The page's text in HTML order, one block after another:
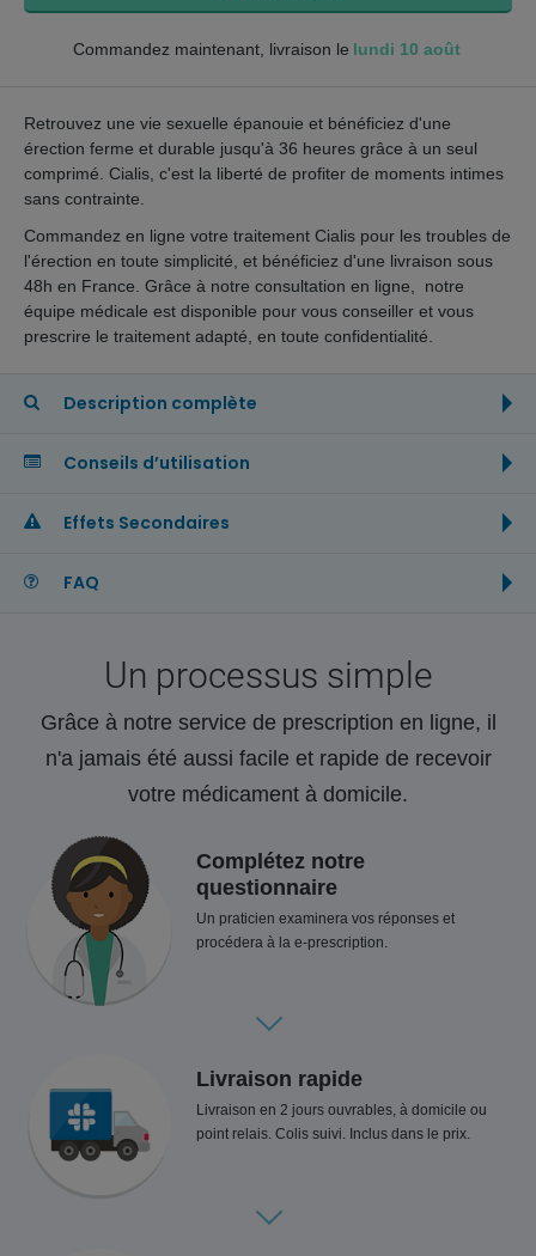
Commandez maintenant, livraison le lundi 10 août
Retrouvez une vie sexuelle épanouie et bénéficiez d'une
érection ferme et durable jusqu'à 36 heures grâce à un seul
comprimé. Cialis, c'est la liberté de profiter de moments intimes
sans contrainte.
Commandez en ligne votre traitement Cialis pour les troubles de
l'érection en toute simplicité, et bénéficiez d'une livraison sous
48h en France. Grâce à notre consultation en ligne, notre
équipe médicale est disponible pour vous conseiller et vous
prescrire le traitement adapté, en toute confidentialité.
Description complète
Conseils d’utilisation
Effets Secondaires
FAQ
Un processus simple
Grâce à notre service de prescription en ligne, il
n'a jamais été aussi facile et rapide de recevoir
votre médicament à domicile.
Complétez notre
questionnaire
Un praticien examinera vos réponses et
procédera à la e-prescription.
Livraison rapide
Livraison en 2 jours ouvrables, à domicile ou
point relais. Colis suivi. Inclus dans le prix.